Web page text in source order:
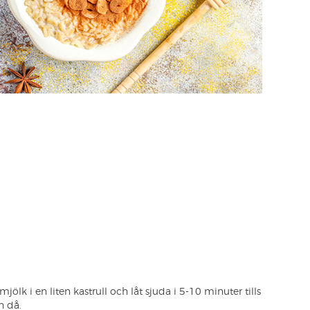
i en liten kastrull och låt sjuda i 5-10 minuter tills
då.